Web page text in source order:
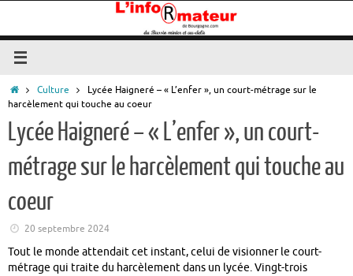
contenu
Accueil
Culture
Lycée Haigneré – « L’enfer », un court-métrage sur le
harcèlement qui touche au coeur
Lycée Haigneré – « L’enfer », un court-
métrage sur le harcèlement qui touche au
coeur
20 septembre 2024
Tout le monde attendait cet instant, celui de visionner le court-
métrage qui traite du harcèlement dans un lycée. Vingt-trois